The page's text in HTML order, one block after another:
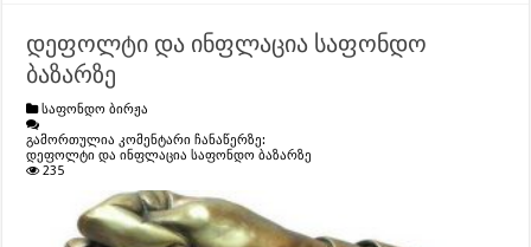
დეფოლტი და ინფლაცია საფონდო
ბაზარზე
საფონდო ბირჟა
გამორთულია კომენტარი ჩანაწერზე:
დეფოლტი და ინფლაცია საფონდო ბაზარზე
235